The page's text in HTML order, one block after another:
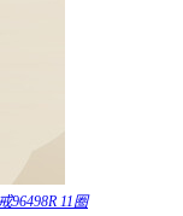
96498R 11圈